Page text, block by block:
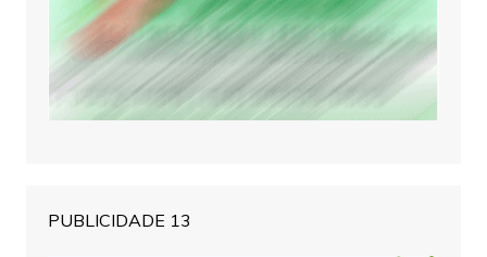
PUBLICIDADE 13